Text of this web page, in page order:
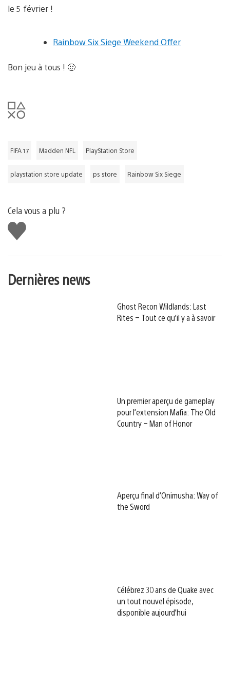
le 5 février !
Rainbow Six Siege Weekend Offer
Bon jeu à tous ! 🙂
FIFA 17 Madden NFL PlayStation Store
playstation store update ps store Rainbow Six Siege
Cela vous a plu ?
J'aime
Dernières news
Ghost Recon Wildlands: Last
Rites – Tout ce qu’il y a à savoir
Un premier aperçu de gameplay
pour l’extension Mafia: The Old
Country – Man of Honor
Aperçu final d’Onimusha: Way of
the Sword
Célébrez 30 ans de Quake avec
un tout nouvel épisode,
disponible aujourd’hui